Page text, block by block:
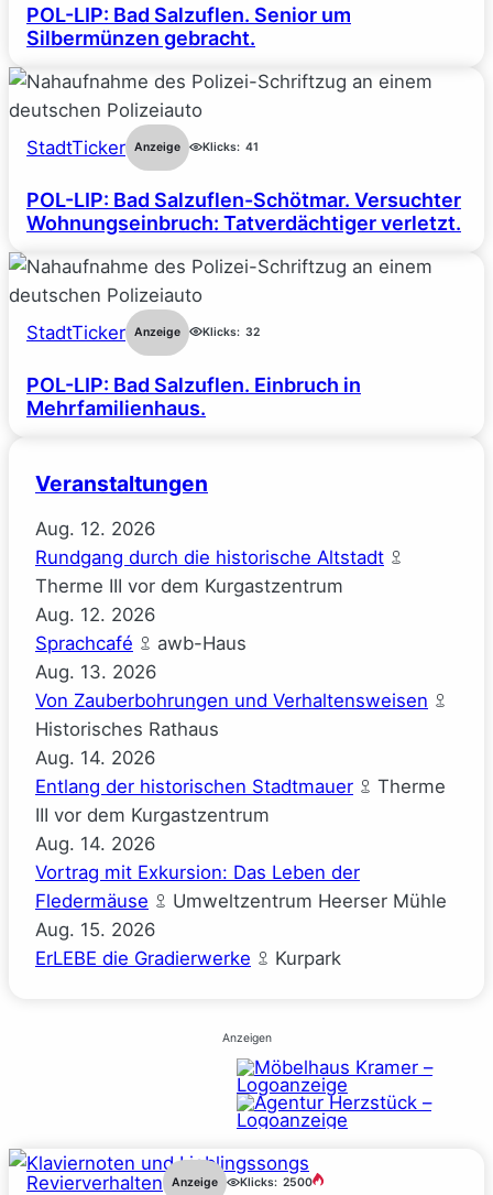
POL-LIP: Bad Salzuflen. Senior um
Silbermünzen gebracht.
StadtTicker Anzeige Klicks: 41
POL-LIP: Bad Salzuflen-Schötmar. Versuchter
Wohnungseinbruch: Tatverdächtiger verletzt.
StadtTicker Anzeige Klicks: 32
POL-LIP: Bad Salzuflen. Einbruch in
Mehrfamilienhaus.
Veranstaltungen
Aug. 12. 2026
Rundgang durch die historische Altstadt
Therme III vor dem Kurgastzentrum
Aug. 12. 2026
Sprachcafé
awb-Haus
Aug. 13. 2026
Von Zauberbohrungen und Verhaltensweisen
Historisches Rathaus
Aug. 14. 2026
Entlang der historischen Stadtmauer
Therme
III vor dem Kurgastzentrum
Aug. 14. 2026
Vortrag mit Exkursion: Das Leben der
Fledermäuse
Umweltzentrum Heerser Mühle
Aug. 15. 2026
ErLEBE die Gradierwerke
Kurpark
Anzeigen
Revierverhalten Anzeige Klicks: 2500